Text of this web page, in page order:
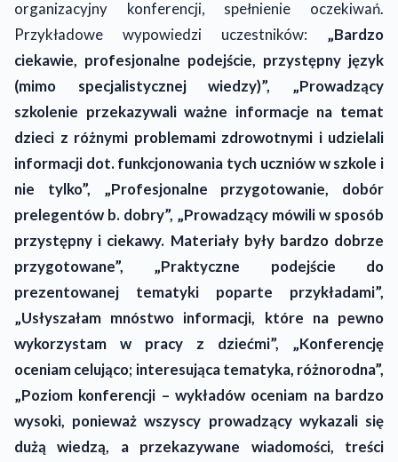
organizacyjny konferencji, spełnienie oczekiwań.
Przykładowe wypowiedzi uczestników: „Bardzo
ciekawie, profesjonalne podejście, przystępny język
(mimo specjalistycznej wiedzy)”, „Prowadzący
szkolenie przekazywali ważne informacje na temat
dzieci z różnymi problemami zdrowotnymi i udzielali
informacji dot. funkcjonowania tych uczniów w szkole i
nie tylko”, „Profesjonalne przygotowanie, dobór
prelegentów b. dobry”, „Prowadzący mówili w sposób
przystępny i ciekawy. Materiały były bardzo dobrze
przygotowane”, „Praktyczne podejście do
prezentowanej tematyki poparte przykładami”,
„Usłyszałam mnóstwo informacji, które na pewno
wykorzystam w pracy z dziećmi”, „Konferencję
oceniam celująco; interesująca tematyka, różnorodna”,
„Poziom konferencji – wykładów oceniam na bardzo
wysoki, ponieważ wszyscy prowadzący wykazali się
dużą wiedzą, a przekazywane wiadomości, treści